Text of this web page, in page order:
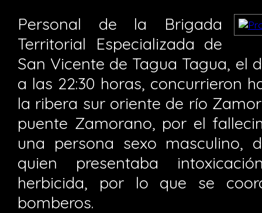
Personal de la Brigada
Territorial Especializada de
San Vicente de Tagua Tagua, el
a las 22:30 horas, concurrieron
la ribera sur oriente de río
puente Zamorano, por el
una persona sexo masculino,
quien presentaba
herbicida, por lo que se
bomberos.